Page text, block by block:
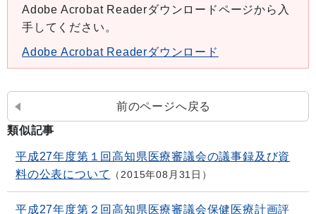
Adobe Acrobat Readerダウンロードページから入
手してください。
Adobe Acrobat Readerダウンロード
前のページへ戻る
類似記事
平成27年度第１回高知県医療審議会の議事録及び資
料の公表について
2015年08月31日
平成27年度第２回高知県医療審議会保健医療計画評